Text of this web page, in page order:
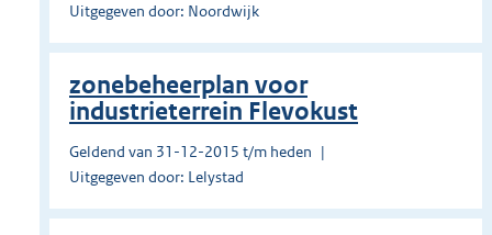
Uitgegeven door: Noordwijk
zonebeheerplan voor
industrieterrein Flevokust
Geldend van 31-12-2015 t/m heden
Uitgegeven door: Lelystad